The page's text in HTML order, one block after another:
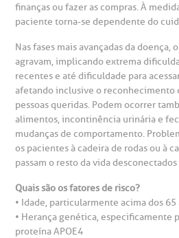
Endereço:
CEP: 01323-001 | Bela Vista
São Paulo - SP
Clínica Medicina da
Conosco
de Benchmarking
de Bioética
frequentes
de Sangue
finanças ou fazer as compras. À
paciente torna-se dependente do
Nas fases mais avançadas da doença,
agravam, implicando extrema
recentes e até dificuldade para
afetando inclusive o reconhecimento
pessoas queridas. Podem ocorrer
alimentos, incontinência urinária e
mudanças de comportamento.
os pacientes à cadeira de rodas ou à
passam o resto da vida
Quais são os fatores de risco?
• Idade, particularmente acima dos 65
• Herança genética, especificamente
proteína APOE4